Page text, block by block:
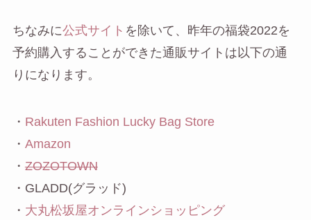
ちなみに公式サイト を除いて、昨年の福袋2022を
予約購入することができた通販サイトは以下の通
りになります。
・ Rakuten Fashion Lucky Bag Store
・ Amazon
・ ZOZOTOWN
・GLADD(グラッド)
・ 大丸松坂屋オンラインショッピング